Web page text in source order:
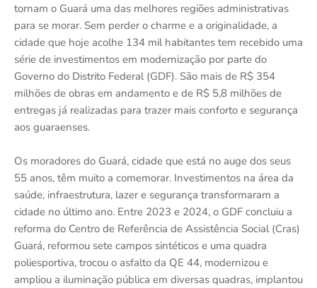
tornam o Guará uma das melhores regiões administrativas
para se morar. Sem perder o charme e a originalidade, a
cidade que hoje acolhe 134 mil habitantes tem recebido uma
série de investimentos em modernização por parte do
Governo do Distrito Federal (GDF). São mais de R$ 354
milhões de obras em andamento e de R$ 5,8 milhões de
entregas já realizadas para trazer mais conforto e segurança
aos guaraenses.
Os moradores do Guará, cidade que está no auge dos seus
55 anos, têm muito a comemorar. Investimentos na área da
saúde, infraestrutura, lazer e segurança transformaram a
cidade no último ano. Entre 2023 e 2024, o GDF concluiu a
reforma do Centro de Referência de Assistência Social (Cras)
Guará, reformou sete campos sintéticos e uma quadra
poliesportiva, trocou o asfalto da QE 44, modernizou e
ampliou a iluminação pública em diversas quadras, implantou